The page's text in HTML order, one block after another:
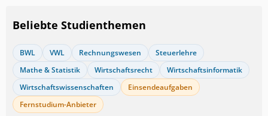
Beliebte Studienthemen
BWL VWL Rechnungswesen
Steuerlehre
Mathe & Statistik
Wirtschaftsrecht
Wirtschaftsinformatik
Wirtschaftswissenschaften
Einsendeaufgaben
Fernstudium-Anbieter